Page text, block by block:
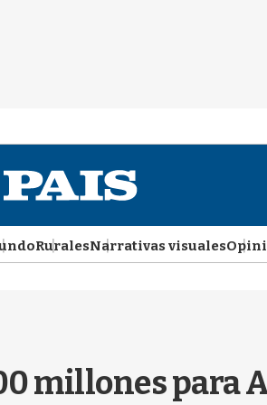
RuralesNarrativas visuales
millones para